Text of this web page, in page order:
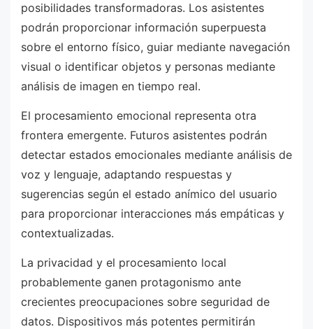
posibilidades transformadoras. Los asistentes
podrán proporcionar información superpuesta
sobre el entorno físico, guiar mediante navegación
visual o identificar objetos y personas mediante
análisis de imagen en tiempo real.
El procesamiento emocional representa otra
frontera emergente. Futuros asistentes podrán
detectar estados emocionales mediante análisis de
voz y lenguaje, adaptando respuestas y
sugerencias según el estado anímico del usuario
para proporcionar interacciones más empáticas y
contextualizadas.
La privacidad y el procesamiento local
probablemente ganen protagonismo ante
crecientes preocupaciones sobre seguridad de
datos. Dispositivos más potentes permitirán